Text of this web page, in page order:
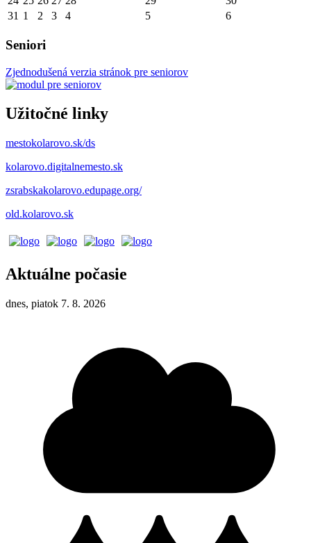
31 1 2 3 4 5 6
Seniori
Zjednodušená verzia stránok pre seniorov
Užitočné linky
mestokolarovo.sk/ds
kolarovo.digitalnemesto.sk
zsrabskakolarovo.edupage.org/
old.kolarovo.sk
Aktuálne počasie
dnes, piatok 7. 8. 2026